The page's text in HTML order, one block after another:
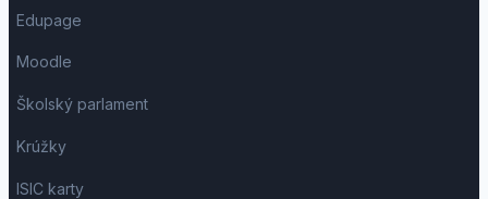
Edupage
Moodle
Školský parlament
Krúžky
ISIC karty